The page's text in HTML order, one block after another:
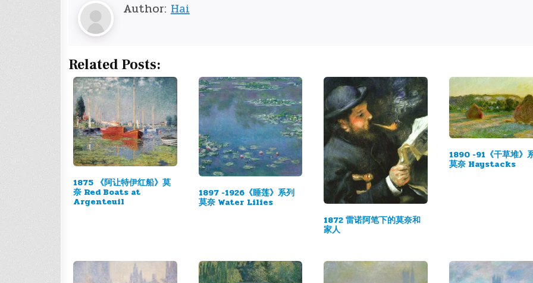
Author:Hai
Related Posts:
1875 《阿让特伊红船》莫
奈 Red Boats at
Argenteuil
1897 -1926《睡莲》系列
莫奈 Water Lilies
1872 雷诺阿笔下的莫奈和
家人
1890 -91《干草堆》
莫奈 Haystacks